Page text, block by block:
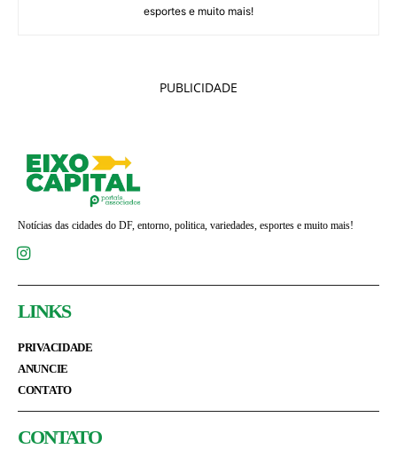
esportes e muito mais!
PUBLICIDADE
Notícias das cidades do DF, entorno, politica, variedades, esportes e muito mais!
LINKS
PRIVACIDADE
ANUNCIE
CONTATO
CONTATO